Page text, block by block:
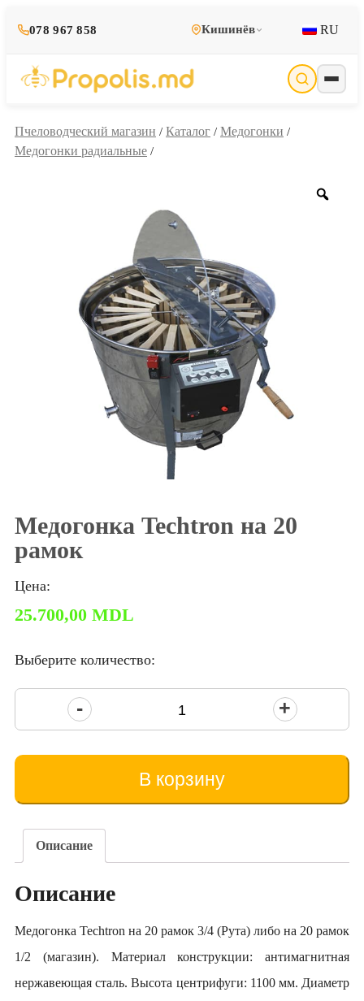
078 967 858 Кишинёв RU
Пчеловодческий магазин / Каталог / Медогонки /
Медогонки радиальные /
Медогонка Techtron на 20
рамок
Цена:
25.700,00 MDL
Выберите количество:
Количество
товара
Centrifuga
20
В корзину
Описание
Описание
Медогонка Techtron на 20 рамок 3/4 (Рута) либо на 20 рамок
1/2 (магазин). Материал конструкции: антимагнитная
нержавеющая сталь. Высота центрифуги: 1100 мм. Диаметр